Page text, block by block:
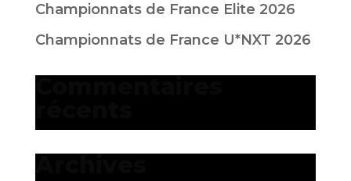
Championnats de France Elite 2026
Championnats de France U*NXT 2026
Archives